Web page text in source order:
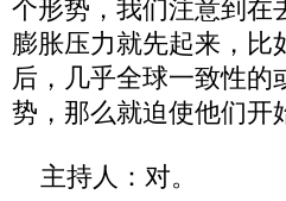
个形势，我们注意到在
膨胀压力就先起来，比
后，几乎全球一致性的
势，那么就迫使他们开
主持人：对。